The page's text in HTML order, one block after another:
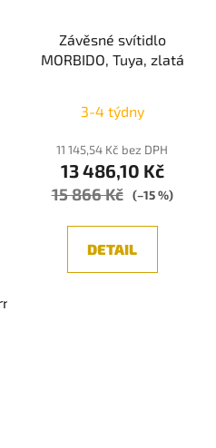
/ Mosaz
Závěsné svítidlo
MORBIDO, Tuya, zlatá
3-4 týdny
11 145,54 Kč bez DPH
13 486,10 Kč
15 866 Kč (–15 %)
DETAIL